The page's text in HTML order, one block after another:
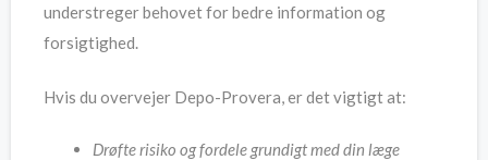
understreger behovet for bedre information og
forsigtighed.
Hvis du overvejer Depo-Provera, er det vigtigt at:
Drøfte risiko og fordele grundigt med din læge